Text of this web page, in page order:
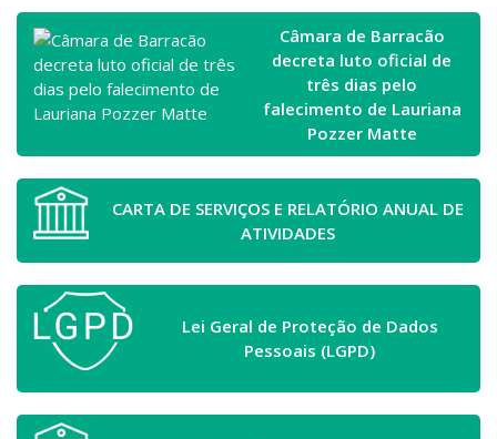
Câmara de Barracão
decreta luto oficial de
três dias pelo
falecimento de Lauriana
Pozzer Matte
CARTA DE SERVIÇOS E RELATÓRIO ANUAL DE
ATIVIDADES
Lei Geral de Proteção de Dados
Pessoais (LGPD)